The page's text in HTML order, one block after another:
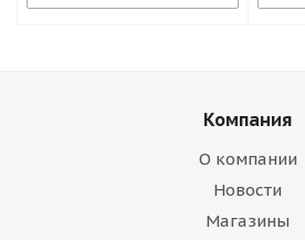
Компания
О компании
Новости
Магазины